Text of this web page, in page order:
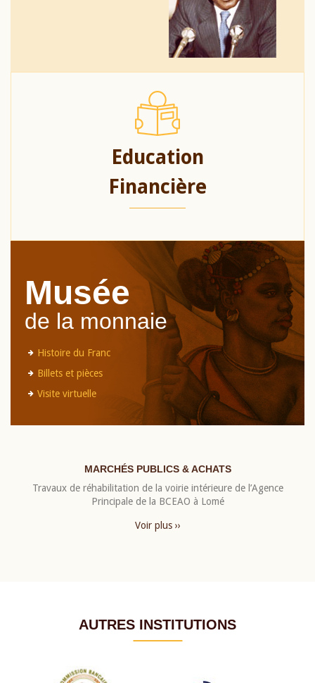
Education
Financière
Musée
de la monnaie
Histoire du Franc
Billets et pièces
Visite virtuelle
MARCHÉS PUBLICS & ACHATS
Travaux de réhabilitation de la voirie intérieure de l’Agence
Principale de la BCEAO à Lomé
Voir plus ››
AUTRES INSTITUTIONS